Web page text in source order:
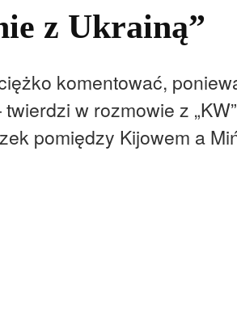
z Ukrainą”
komentować,
w rozmowie z
pomiędzy Kijowem a